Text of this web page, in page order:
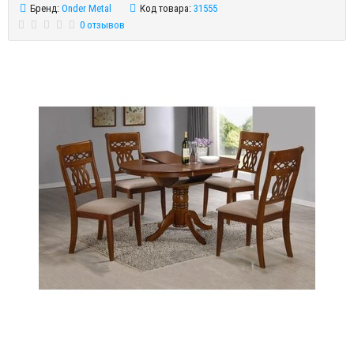
Бренд:Onder Metal Код товара:31555
0 отзывов